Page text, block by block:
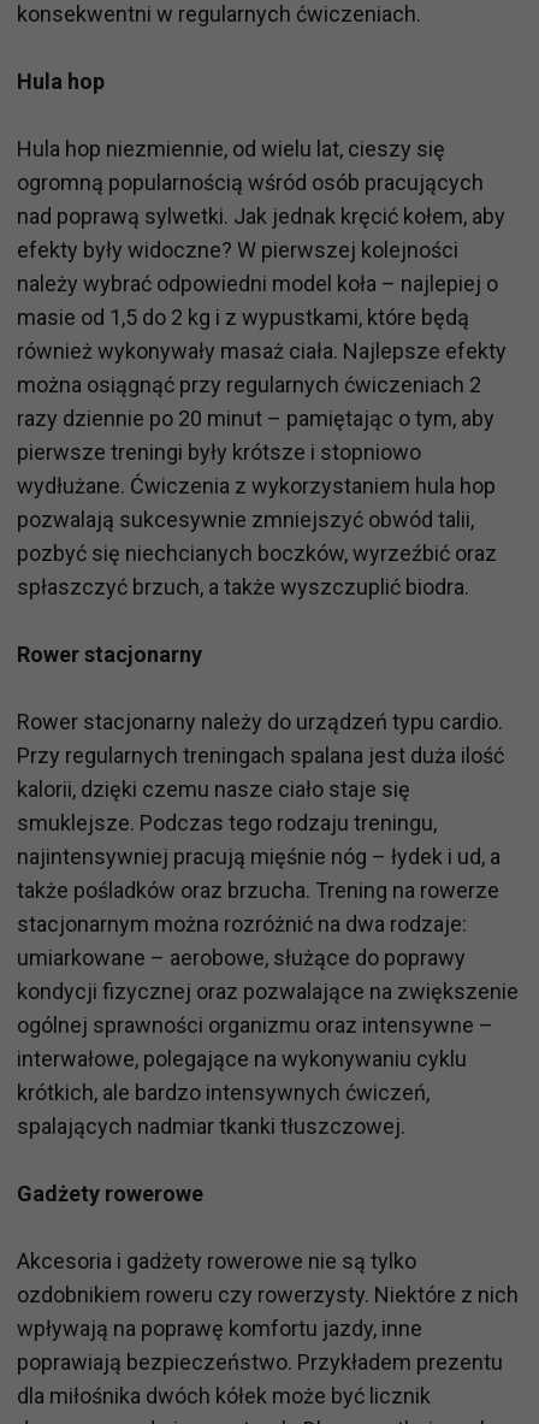
konsekwentni w regularnych ćwiczeniach.
Hula hop
Hula hop niezmiennie, od wielu lat, cieszy się
ogromną popularnością wśród osób pracujących
nad poprawą sylwetki. Jak jednak kręcić kołem, aby
efekty były widoczne? W pierwszej kolejności
należy wybrać odpowiedni model koła – najlepiej o
masie od 1,5 do 2 kg i z wypustkami, które będą
również wykonywały masaż ciała. Najlepsze efekty
można osiągnąć przy regularnych ćwiczeniach 2
razy dziennie po 20 minut – pamiętając o tym, aby
pierwsze treningi były krótsze i stopniowo
wydłużane. Ćwiczenia z wykorzystaniem hula hop
pozwalają sukcesywnie zmniejszyć obwód talii,
pozbyć się niechcianych boczków, wyrzeźbić oraz
spłaszczyć brzuch, a także wyszczuplić biodra.
Rower stacjonarny
Rower stacjonarny należy do urządzeń typu cardio.
Przy regularnych treningach spalana jest duża ilość
kalorii, dzięki czemu nasze ciało staje się
smuklejsze. Podczas tego rodzaju treningu,
najintensywniej pracują mięśnie nóg – łydek i ud, a
także pośladków oraz brzucha. Trening na rowerze
stacjonarnym można rozróżnić na dwa rodzaje:
umiarkowane – aerobowe, służące do poprawy
kondycji fizycznej oraz pozwalające na zwiększenie
ogólnej sprawności organizmu oraz intensywne –
interwałowe, polegające na wykonywaniu cyklu
krótkich, ale bardzo intensywnych ćwiczeń,
spalających nadmiar tkanki tłuszczowej.
Gadżety rowerowe
Akcesoria i gadżety rowerowe nie są tylko
ozdobnikiem roweru czy rowerzysty. Niektóre z nich
wpływają na poprawę komfortu jazdy, inne
poprawiają bezpieczeństwo. Przykładem prezentu
dla miłośnika dwóch kółek może być licznik